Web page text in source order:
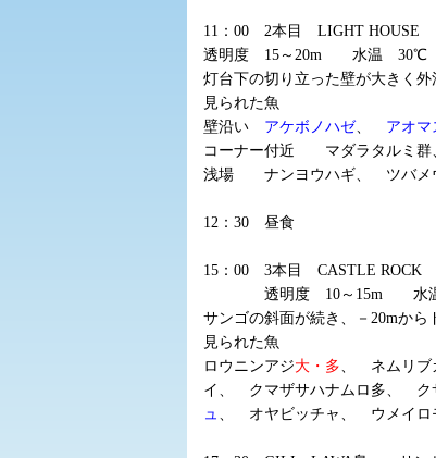
11：00 2本目 LIGHT HOUSE
透明度 15～20m 水温 30℃
灯台下の切り立った壁が大きく外
見られた魚
壁沿い アケボノハゼ、 アオマ
コーナー付近 マダラタルミ
浅場 ナンヨウハギ、 ツバメ
12：30 昼食
15：00 3本目 CASTLE ROCK
透明度 10～15m 水
サンゴの斜面が続き、－20mから
見られた魚
ロウニンアジ大・多、 ネムリブ
イ、 クマザサハナムロ多、
ュ 、 オヤビッチャ、 ウメイロ